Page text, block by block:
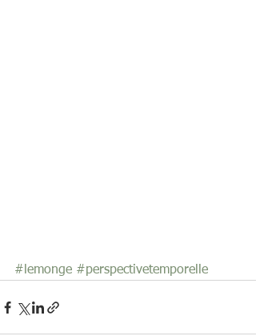
#lemonge #perspectivetemporelle